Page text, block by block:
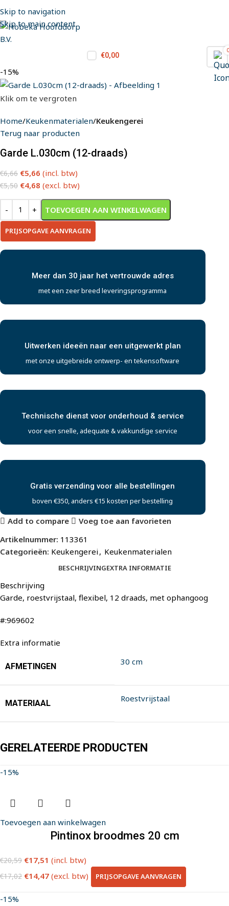
Skip to navigation
Skip to main content
0
€0,00
-15%
Klik om te vergroten
Home Keukenmaterialen Keukengerei
Terug naar producten
Garde L.030cm (12-draads)
€6,66 €5,66 (incl. btw)
€5,50 €4,68 (excl. btw)
TOEVOEGEN AAN WINKELWAGEN
PRIJSOPGAVE AANVRAGEN
Meer dan 30 jaar het vertrouwde adres
met een zeer breed leveringsprogramma
Uitwerken ideeën naar een uitgewerkt plan
met onze uitgebreide ontwerp- en tekensoftware
Technische dienst voor onderhoud & service
voor een snelle, adequate & vakkundige service
Gratis verzending voor alle bestellingen
boven €350, anders €15 kosten per bestelling
Add to compare
Voeg toe aan favorieten
Artikelnummer: 113361
Categorieën: Keukengerei, Keukenmaterialen
BESCHRIJVINGEXTRA INFORMATIE
Beschrijving
Garde, roestvrijstaal, flexibel, 12 draads, met ophangoog
#:969602
Extra informatie
AFMETINGEN 30 cm
MATERIAAL Roestvrijstaal
GERELATEERDE PRODUCTEN
-15%
Toevoegen aan winkelwagen
Pintinox broodmes 20 cm
€20,59 €17,51 (incl. btw)
€17,02 €14,47 (excl. btw) PRIJSOPGAVE AANVRAGEN
-15%